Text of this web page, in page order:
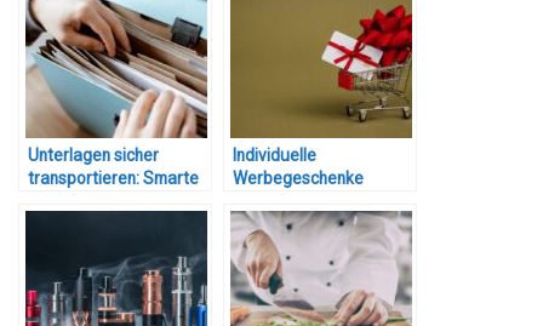
Unterlagen sicher
transportieren: Smarte
Individuelle
Werbegeschenke
Ideen